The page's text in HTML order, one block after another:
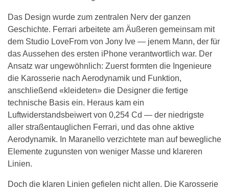
Das Design wurde zum zentralen Nerv der ganzen
Geschichte. Ferrari arbeitete am Äußeren gemeinsam mit
dem Studio LoveFrom von Jony Ive — jenem Mann, der für
das Aussehen des ersten iPhone verantwortlich war. Der
Ansatz war ungewöhnlich: Zuerst formten die Ingenieure
die Karosserie nach Aerodynamik und Funktion,
anschließend «kleideten» die Designer die fertige
technische Basis ein. Heraus kam ein
Luftwiderstandsbeiwert von 0,254 Cd — der niedrigste
aller straßentauglichen Ferrari, und das ohne aktive
Aerodynamik. In Maranello verzichtete man auf bewegliche
Elemente zugunsten von weniger Masse und klareren
Linien.
Doch die klaren Linien gefielen nicht allen. Die Karosserie